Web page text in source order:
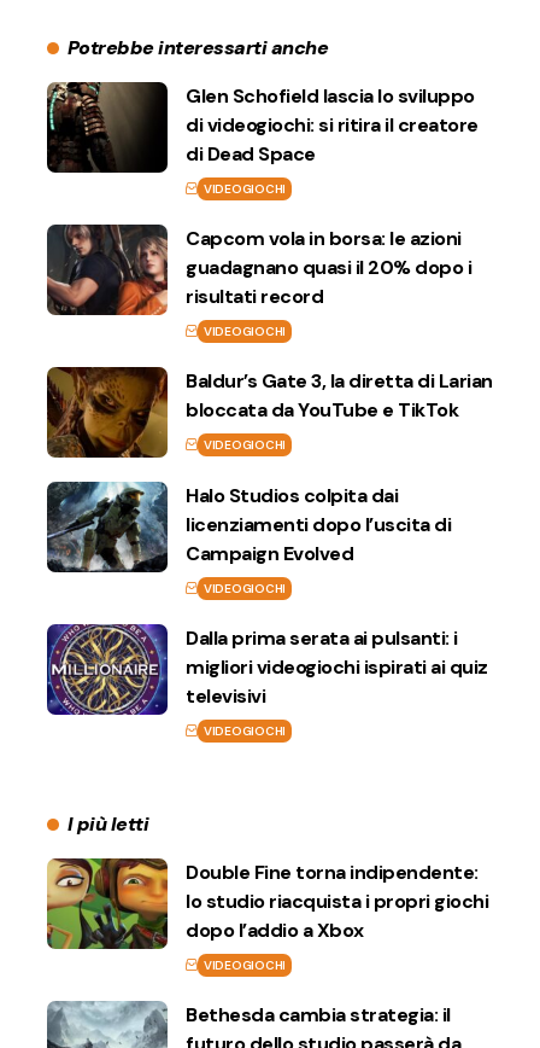
Potrebbe interessarti anche
Glen Schofield lascia lo sviluppo
di videogiochi: si ritira il creatore
di Dead Space
VIDEOGIOCHI
Capcom vola in borsa: le azioni
guadagnano quasi il 20% dopo i
risultati record
VIDEOGIOCHI
Baldur’s Gate 3, la diretta di Larian
bloccata da YouTube e TikTok
VIDEOGIOCHI
Halo Studios colpita dai
licenziamenti dopo l’uscita di
Campaign Evolved
VIDEOGIOCHI
Dalla prima serata ai pulsanti: i
migliori videogiochi ispirati ai quiz
televisivi
VIDEOGIOCHI
I più letti
Double Fine torna indipendente:
lo studio riacquista i propri giochi
dopo l’addio a Xbox
VIDEOGIOCHI
Bethesda cambia strategia: il